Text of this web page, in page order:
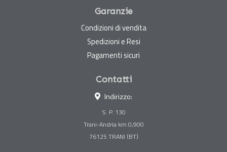
Garanzie
Condizioni di vendita
Spedizioni e Resi
Pagamenti sicuri
Contatti
Indirizzo:
S. P. 130
Trani-Andria km 0,900